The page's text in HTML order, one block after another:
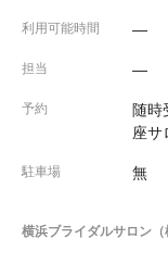
利用可能時間 ―
担当 ―
予約
随時
座サ
駐車場 無
横浜ブライダルサロン（